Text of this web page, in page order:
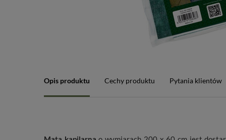
Opis produktu Cechy produktu Pytania klientów